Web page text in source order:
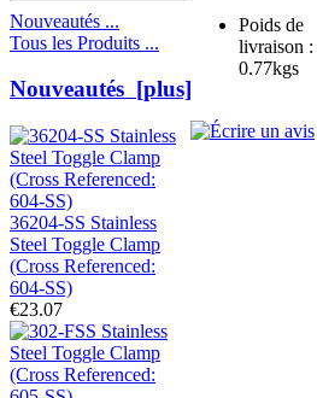
Nouveautés ...
Tous les Produits ...
Nouveautés [plus]
36204-SS Stainless
Steel Toggle Clamp
(Cross Referenced:
604-SS)
€23.07
Poids de
livraison :
0.77kgs